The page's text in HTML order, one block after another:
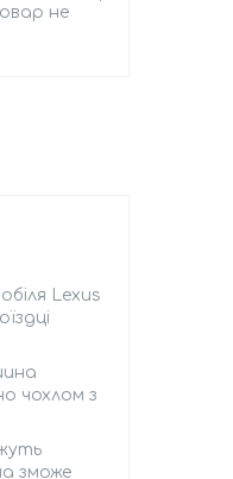
не
Lеxus
чохлом з
зможе